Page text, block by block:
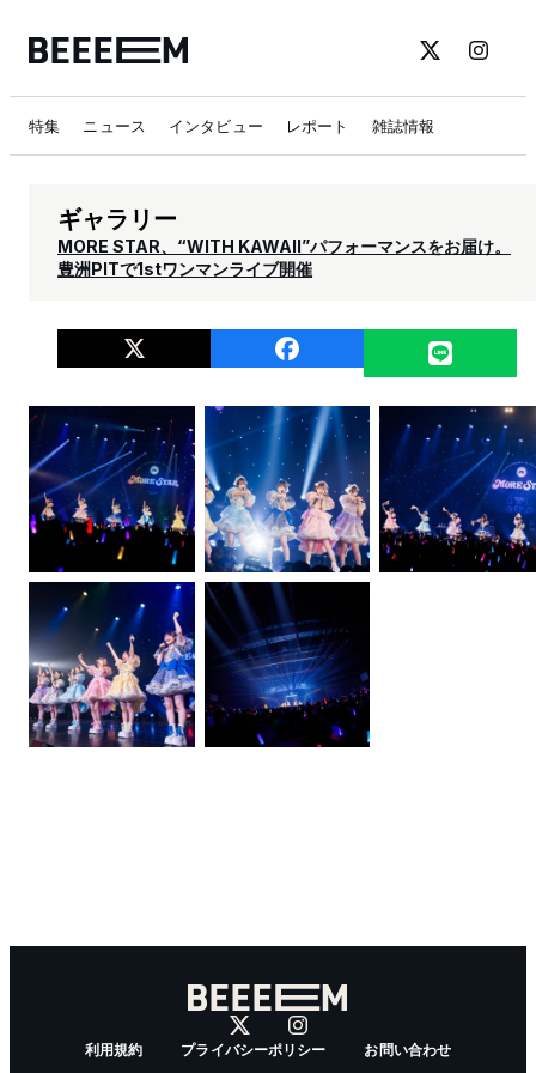
特集 ニュース インタビュー レポート 雑誌情報
ギャラリー
MORE STAR、“WITH KAWAII”パフォーマンスをお届け。
豊洲PITで1stワンマンライブ開催
利用規約 プライバシーポリシー お問い合わせ